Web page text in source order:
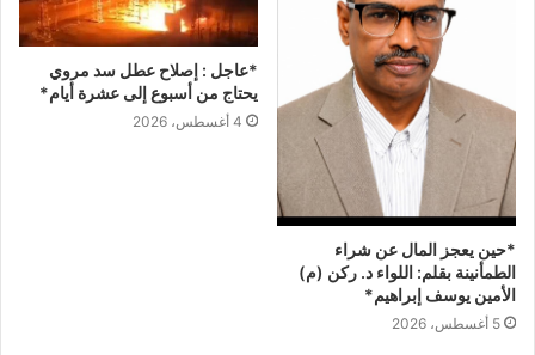
*حين يعجز المال عن شراء
الطمأنينة بقلم: اللواء د. ركن (م)
الأمين يوسف إبراهيم*
5 أغسطس، 2026
*عاجل : إصلاح عطل سد مروي
يحتاج من أسبوع إلى عشرة أيام*
4 أغسطس، 2026